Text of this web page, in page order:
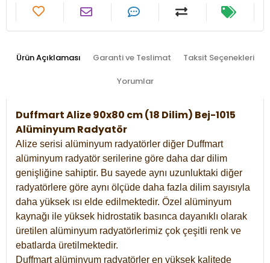
Ürün Açıklaması Garanti ve Teslimat Taksit Seçenekleri
Yorumlar
Duffmart Alize 90x80 cm (18 Dilim) Bej-1015
Alüminyum Radyatör
Alize serisi alüminyum radyatörler diğer Duffmart
alüminyum radyatör serilerine göre daha dar dilim
genişliğine sahiptir. Bu sayede aynı uzunluktaki diğer
radyatörlere göre aynı ölçüde daha fazla dilim sayısıyla
daha yüksek ısı elde edilmektedir. Özel alüminyum
kaynağı ile yüksek hidrostatik basınca dayanıklı olarak
üretilen alüminyum radyatörlerimiz çok çeşitli renk ve
ebatlarda üretilmektedir.
Duffmart alüminyum radyatörler en yüksek kalitede